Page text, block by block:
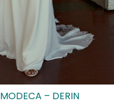
MODECA – DERIN